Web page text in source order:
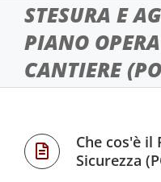
STESURA E
PIANO
CANTIERE
Che cos'è il
Sicurezza